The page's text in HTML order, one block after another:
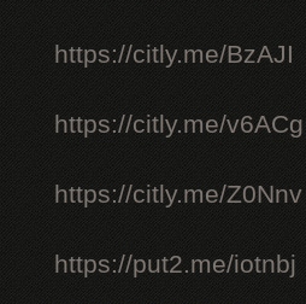
https://citly.me/BzAJI
https://citly.me/v6ACg
https://citly.me/Z0Nnv
https://put2.me/iotnbj